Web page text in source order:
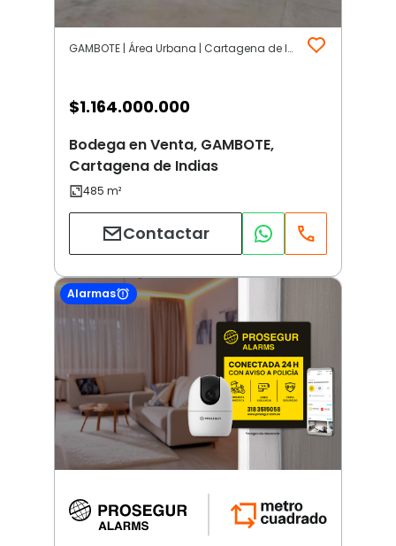
GAMBOTE | Área Urbana | Cartagena de Indias
$1.164.000.000
Bodega en Venta, GAMBOTE,
Cartagena de Indias
Contactar
Alarmas